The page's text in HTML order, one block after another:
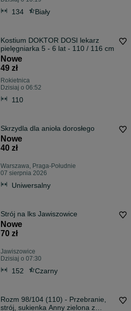
134 Biały
Kostium DOKTOR DOSI lekarz
pielęgniarka 5 - 6 lat - 110 / 116 cm
Nowe
49 zł
Rokietnica
Dzisiaj o 06:52
110
Skrzydla dla anioła dorosłego
Nowe
40 zł
Warszawa, Praga-Południe
07 sierpnia 2026
Uniwersalny
Strój na lks Jawiszowice
Nowe
70 zł
Jawiszowice
Dzisiaj o 07:30
152 Czarny
Rozm 98/104 (110) - Przebranie,
strój, sukienka Anny zielona z